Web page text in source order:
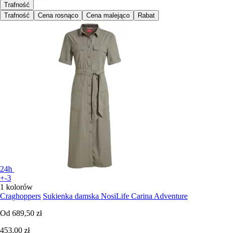
Trafność
Trafność
Cena rosnąco Cena malejąco Rabat
24h
+-3
1 kolorów
Craghoppers Sukienka damska NosiLife Carina Adventure
Od 689,50 zł
453,00 zł